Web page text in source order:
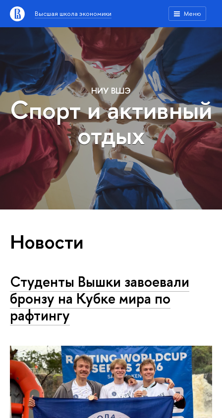
Высшая школа экономики Меню
НИУ ВШЭ
Спорт и активный
отдых
Новости
Студенты Вышки завоевали
бронзу на Кубке мира по
рафтингу